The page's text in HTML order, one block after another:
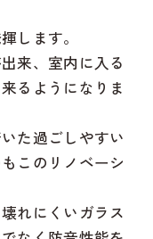
します。
来、室内に入る
るようになりま
た過ごしやすい
このリノベーシ
れにくいガラス